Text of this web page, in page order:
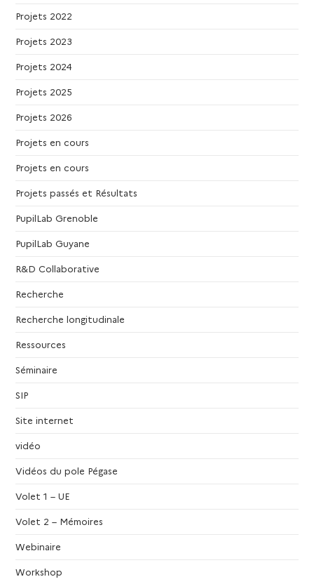
Projets 2022
Projets 2023
Projets 2024
Projets 2025
Projets 2026
Projets en cours
Projets en cours
Projets passés et Résultats
PupilLab Grenoble
PupilLab Guyane
R&D Collaborative
Recherche
Recherche longitudinale
Ressources
Séminaire
SIP
Site internet
vidéo
Vidéos du pole Pégase
Volet 1 – UE
Volet 2 – Mémoires
Webinaire
Workshop